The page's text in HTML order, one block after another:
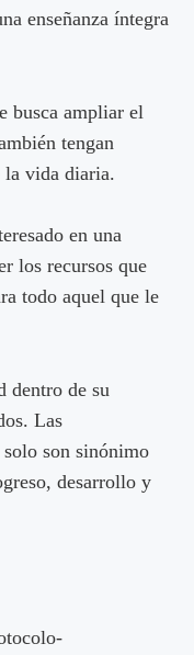
enseñanza íntegra
busca ampliar el
tengan
la vida diaria.
en una
los recursos que
todo aquel que le
dentro de su
Las
son sinónimo
desarrollo y